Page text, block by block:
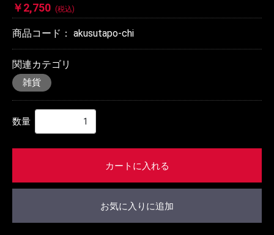
￥2,750 (税込)
商品コード： akusutapo-chi
関連カテゴリ
雑貨
数量
カートに入れる
お気に入りに追加